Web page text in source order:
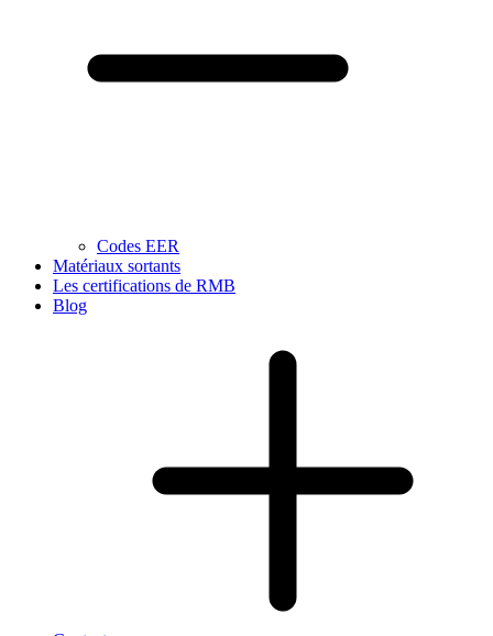
Codes EER
Matériaux sortants
Les certifications de RMB
Blog